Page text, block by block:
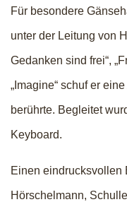
Für besondere
unter der Leitung von
Gedanken sind frei“,
„Imagine“ schuf er
berührte. Begleitet
Keyboard.
Einen eindrucksvollen
Hörschelmann,